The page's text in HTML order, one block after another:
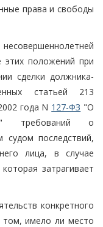
права и свободы
этих положений при
сделки должника-
статьей 213
года N 127-ФЗ "О
требований о
судом последствий,
лица, в случае
затрагивает
конкретного
том, имело ли место